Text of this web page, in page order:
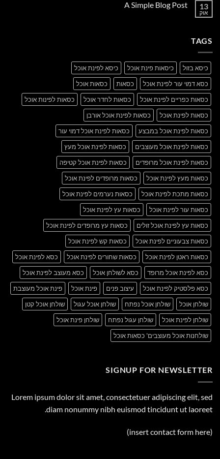
Just
13
אוק
A Simple Blog Post
TAGS
כיסא בזול כיסאות פינת אוכל
כיסא לפינת אוכל
כסא דמוי עור לפינת אוכל
כסאות
כסאות אוכל
כסאות כפריים לפינת אוכל
כסאות לחדר אוכל
כסאות לפינות אוכל
כסאות לפינת אוכל
כסאות לפינת אוכל אורבן
כסאות לפינת אוכל במבצע
כסאות לפינת אוכל דמוי עור
כסאות לפינת אוכל מעוצבים
כסאות לפינת אוכל מעץ
כסאות לפינת אוכל מרופדים
כסאות לפינת אוכל קטיפה
כסאות מעץ לפינת אוכל
כסאות מרופדים לפינת אוכל
כסאות מתכת לפינת אוכל
כסאות נערמים לפינת אוכל
כסאות עור לפינת אוכל
כסאות עץ לפינת אוכל
כסאות עץ לפינת אוכל זולים
כסאות עץ מרופדים לפינת אוכל
כסאות צבעוניים לפינת אוכל
כסאות קש לפינת אוכל
כסאות ראטן לפינת אוכל
כסאות שחורים לפינת אוכל
כסא לפינת אוכל
כסא לפינת אוכל מרופד
כסא לשולחן אוכל
כסא מעוצב לפינת אוכל
כסא פלסטיק לפינת אוכל
עיצוב פנים פינת אוכל
פינת אוכל מעוצבת
שולחן אוכל
שולחן אוכל נפתח שולחן אוכל עגול
שולחן אוכל קטן
שולחן לפינת אוכל
שולחן עגול נפתח
שולחן פינת אוכל
שולחנות אוכל מעוצבים' כסאות אוכל
SIGNUP FOR NEWSLETTER
Lorem ipsum dolor sit amet, consectetuer adipiscing elit, sed
diam nonummy nibh euismod tincidunt ut laoreet.
(insert contact form here)